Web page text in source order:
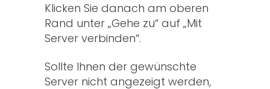
Klicken Sie danach am oberen
Rand unter „Gehe zu“ auf „Mit
Server verbinden“.
Sollte Ihnen der gewünschte
Server nicht angezeigt werden,